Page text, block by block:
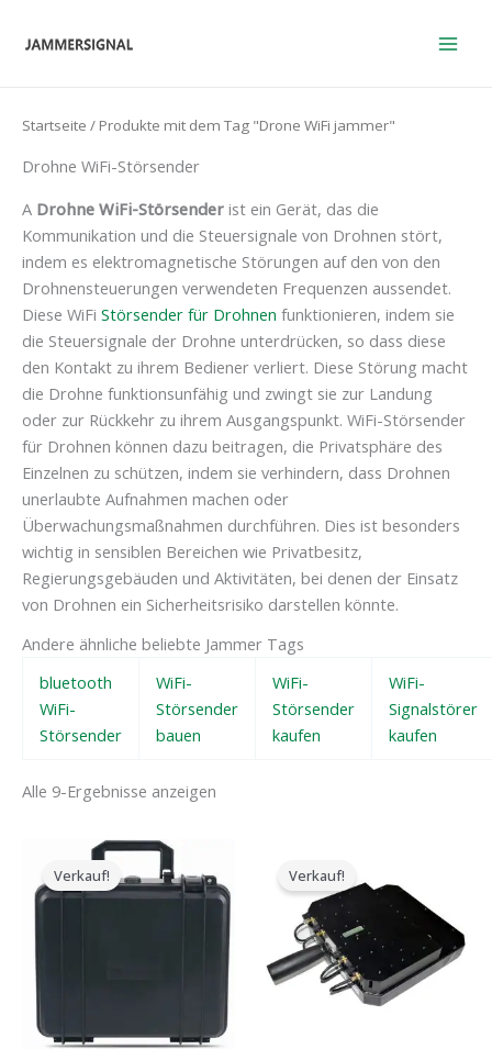
Inhalt
Startseite / Produkte mit dem Tag "Drone WiFi jammer"
Drohne WiFi-Störsender
A Drohne WiFi-Störsender ist ein Gerät, das die
Kommunikation und die Steuersignale von Drohnen stört,
indem es elektromagnetische Störungen auf den von den
Drohnensteuerungen verwendeten Frequenzen aussendet.
Diese WiFi Störsender für Drohnen funktionieren, indem sie
die Steuersignale der Drohne unterdrücken, so dass diese
den Kontakt zu ihrem Bediener verliert. Diese Störung macht
die Drohne funktionsunfähig und zwingt sie zur Landung
oder zur Rückkehr zu ihrem Ausgangspunkt. WiFi-Störsender
für Drohnen können dazu beitragen, die Privatsphäre des
Einzelnen zu schützen, indem sie verhindern, dass Drohnen
unerlaubte Aufnahmen machen oder
Überwachungsmaßnahmen durchführen. Dies ist besonders
wichtig in sensiblen Bereichen wie Privatbesitz,
Regierungsgebäuden und Aktivitäten, bei denen der Einsatz
von Drohnen ein Sicherheitsrisiko darstellen könnte.
Andere ähnliche beliebte Jammer Tags
bluetooth
WiFi-
Störsender
WiFi-
Störsender
bauen
WiFi-
Störsender
kaufen
WiFi-
Signalstörer
kaufen
Alle 9-Ergebnisse anzeigen
Verkauf!
Der
ursprüngliche
Preis
war:
Preis
ist:
$2,480.49.
Verkauf!Preis
$5,999.00.
ist:
$3,399.49.